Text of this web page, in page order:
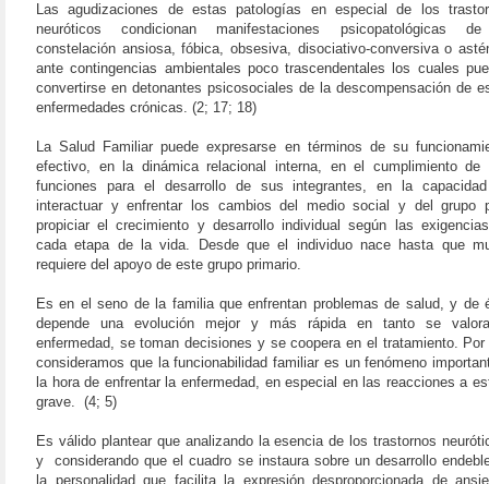
Las agudizaciones de estas patologías en especial de los
neuróticos condicionan manifestaciones psicopatológicas
constelación ansiosa, fóbica, obsesiva, disociativo-conversiva o
ante contingencias ambientales poco trascendentales los cuales
convertirse en detonantes psicosociales de la descompensación de
enfermedades crónicas. (2; 17; 18)
La Salud Familiar puede expresarse en términos de su
efectivo, en la dinámica relacional interna, en el cumplimiento de
funciones para el desarrollo de sus integrantes, en la
interactuar y enfrentar los cambios del medio social y del grupo
propiciar el crecimiento y desarrollo individual según las
cada etapa de la vida. Desde que el individuo nace hasta que
requiere del apoyo de este grupo primario.
Es en el seno de la familia que enfrentan problemas de salud, y de
depende una evolución mejor y más rápida en tanto se
enfermedad, se toman decisiones y se coopera en el tratamiento. Por
consideramos que la funcionabilidad familiar es un fenómeno
la hora de enfrentar la enfermedad, en especial en las reacciones a
grave. (4; 5)
Es válido plantear que analizando la esencia de los trastornos
y
considerando que el cuadro se instaura sobre un desarrollo
la personalidad que facilita la expresión desproporcionada de